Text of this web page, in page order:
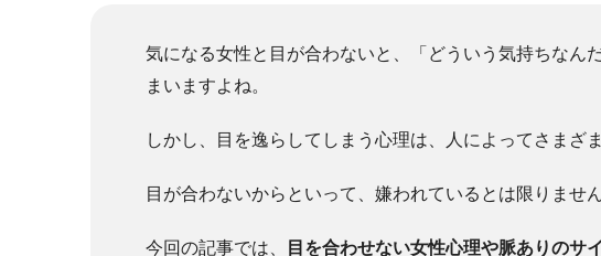
気になる女性と目が合わないと、「どういう気持ちなん
まいますよね。
しかし、目を逸らしてしまう心理は、人によってさまざま
目が合わないからといって、嫌われているとは限りません
今回の記事では、 目を合わせない女性心理や脈ありのサ